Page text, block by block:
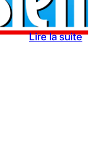
Lire la suite